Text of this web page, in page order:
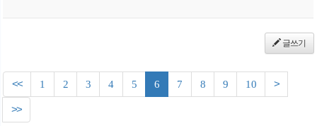
글쓰기
<< 1 2 3 4 5 6 7 8 9 10 >
>>